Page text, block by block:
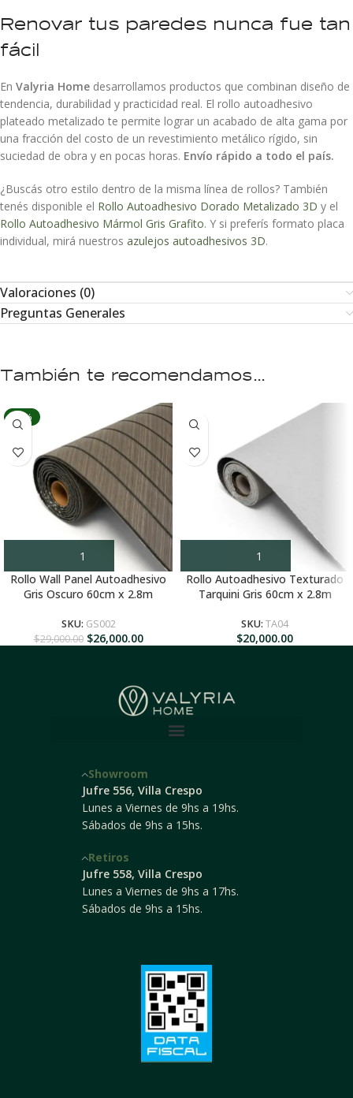
Renovar tus paredes nunca fue tan
fácil
En Valyria Home desarrollamos productos que combinan diseño de
tendencia, durabilidad y practicidad real. El rollo autoadhesivo
plateado metalizado te permite lograr un acabado de alta gama por
una fracción del costo de un revestimiento metálico rígido, sin
suciedad de obra y en pocas horas. Envío rápido a todo el país.
¿Buscás otro estilo dentro de la misma línea de rollos? También
tenés disponible el Rollo Autoadhesivo Dorado Metalizado 3D y el
Rollo Autoadhesivo Mármol Gris Grafito. Y si preferís formato placa
individual, mirá nuestros azulejos autoadhesivos 3D.
Valoraciones (0)
Preguntas Generales
También te recomendamos…
-10%
Rollo Wall Panel Autoadhesivo
Gris Oscuro 60cm x 2.8m
SKU: GS002
$29,000.00 $26,000.00
Rollo Autoadhesivo Texturado
Tarquini Gris 60cm x 2.8m
SKU: TA04
$20,000.00
Showroom
Jufre 556, Villa Crespo
Lunes a Viernes de 9hs a 19hs.
Sábados de 9hs a 15hs.
Retiros
Jufre 558, Villa Crespo
Lunes a Viernes de 9hs a 17hs.
Sábados de 9hs a 15hs.